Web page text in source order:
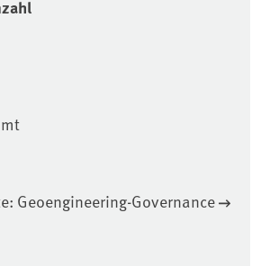
Geoengineering-Governance